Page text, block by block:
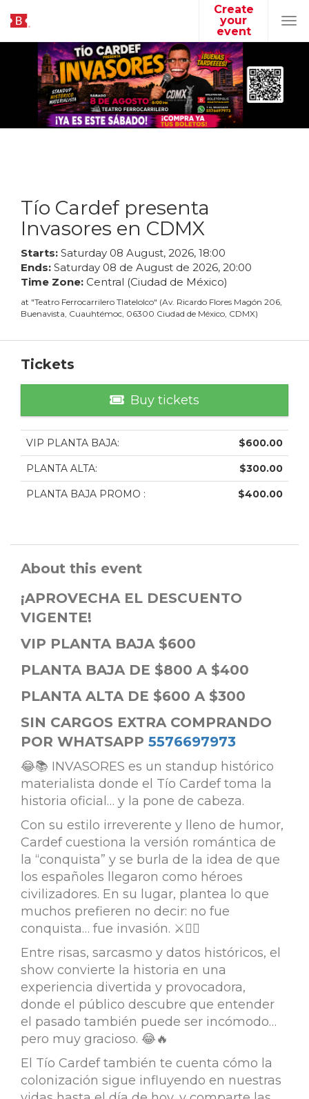
Create
your
event
Tío Cardef presenta
Invasores en CDMX
Starts: Saturday 08 August, 2026, 18:00
Ends: Saturday 08 de August de 2026, 20:00
Time Zone: Central (Ciudad de México)
at "Teatro Ferrocarrilero Tlatelolco" (Av. Ricardo Flores Magón 206,
Buenavista, Cuauhtémoc, 06300 Ciudad de México, CDMX)
Tickets
Buy tickets
VIP PLANTA BAJA: $600.00
PLANTA ALTA: $300.00
PLANTA BAJA PROMO : $400.00
About this event
¡APROVECHA EL DESCUENTO
VIGENTE!
VIP PLANTA BAJA $600
PLANTA BAJA DE $800 A $400
PLANTA ALTA DE $600 A $300
SIN CARGOS EXTRA COMPRANDO
POR WHATSAPP 5576697973
😂📚 INVASORES es un standup histórico
materialista donde el Tío Cardef toma la
historia oficial… y la pone de cabeza.
Con su estilo irreverente y lleno de humor,
Cardef cuestiona la versión romántica de
la “conquista” y se burla de la idea de que
los españoles llegaron como héroes
civilizadores. En su lugar, plantea lo que
muchos prefieren no decir: no fue
conquista… fue invasión. ⚔️🏴‍☠️
Entre risas, sarcasmo y datos históricos, el
show convierte la historia en una
experiencia divertida y provocadora,
donde el público descubre que entender
el pasado también puede ser incómodo…
pero muy gracioso. 😂🔥
El Tío Cardef también te cuenta cómo la
colonización sigue influyendo en nuestras